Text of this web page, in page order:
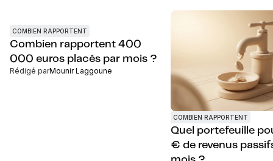
COMBIEN RAPPORTENT
Combien rapportent 400
000 euros placés par mois ?
Rédigé parMounir Laggoune
COMBIEN RAPPORTENT
Quel portefeuille
€ de revenus